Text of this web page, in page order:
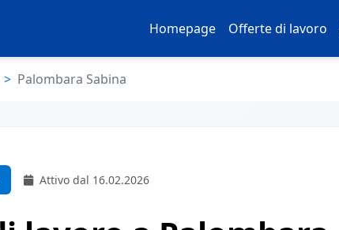
Homepage Offerte di lavoro
Palombara Sabina
Attivo dal 16.02.2026